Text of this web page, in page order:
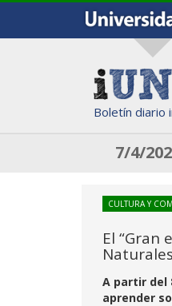
Boletín diario
7/4/
CULTURA Y
El “Gran
A partir del
aprender